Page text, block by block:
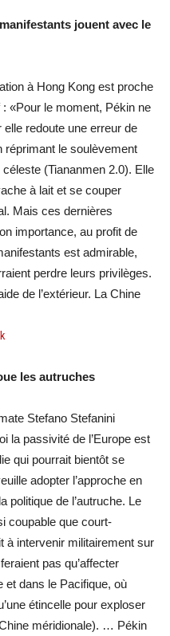
jouent avec le
à Hong Kong est proche
: «Pour le moment, Pékin ne
redoute une erreur de
réprimant le soulèvement
(Tiananmen 2.0). Elle
à lait et se couper
Mais ces dernières
importance, au profit de
est admirable,
perdre leurs privilèges.
de l’extérieur. La Chine
les autruches
Stefano Stefanini
la passivité de l’Europe est
qui pourrait bientôt se
adopter l’approche en
politique de l’autruche. Le
coupable que court-
à intervenir militairement sur
pas qu’affecter
et dans le Pacifique, où
étincelle pour exploser
méridionale). … Pékin